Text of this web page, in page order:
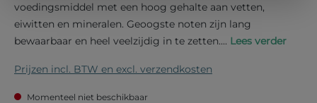
voedingsmiddel met een hoog gehalte aan vetten,
eiwitten en mineralen. Geoogste noten zijn lang
bewaarbaar en heel veelzijdig in te zetten.... Lees verder
Prijzen incl. BTW en excl. verzendkosten
Momenteel niet beschikbaar